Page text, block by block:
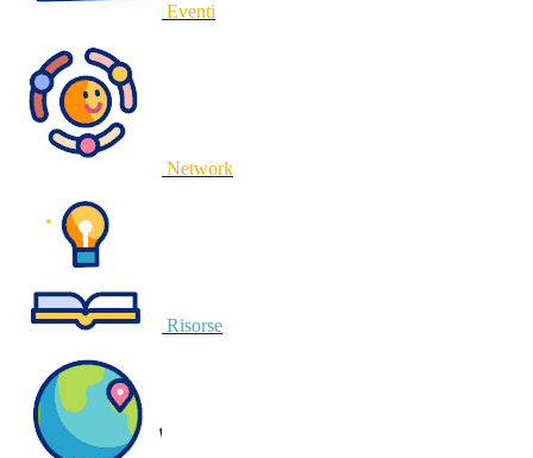
Eventi
Network
Risorse